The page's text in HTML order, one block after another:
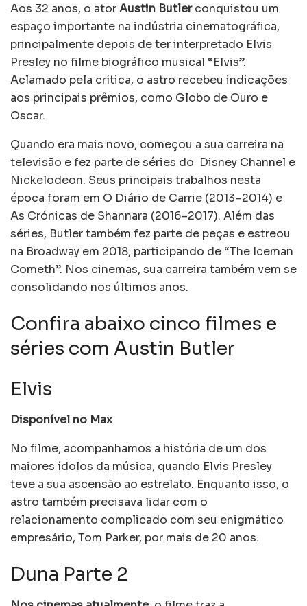
Aos 32 anos, o atorAustin Butlerconquistou um
espaço importante na indústria cinematográfica,
principalmente depois de ter interpretado Elvis
Presley no filme biográfico musical “Elvis”.
Aclamado pela crítica, o astro recebeu indicações
aos principais prêmios, como Globo de Ouro e
Oscar.
Quando era mais novo, começou a sua carreira na
televisão e fez parte de séries do Disney Channel e
Nickelodeon. Seus principais trabalhos nesta
época foram em O Diário de Carrie (2013–2014) e
As Crónicas de Shannara (2016–2017). Além das
séries, Butler também fez parte de peças e estreou
na Broadway em 2018, participando de “The Iceman
Cometh”. Nos cinemas, sua carreira também vem se
consolidando nos últimos anos.
Confira abaixo cinco filmes e
séries com Austin Butler
Elvis
Disponível no Max
No filme, acompanhamos a história de um dos
maiores ídolos da música, quando Elvis Presley
teve a sua ascensão ao estrelato. Enquanto isso, o
astro também precisava lidar com o
relacionamento complicado com seu enigmático
empresário, Tom Parker, por mais de 20 anos.
Duna Parte 2